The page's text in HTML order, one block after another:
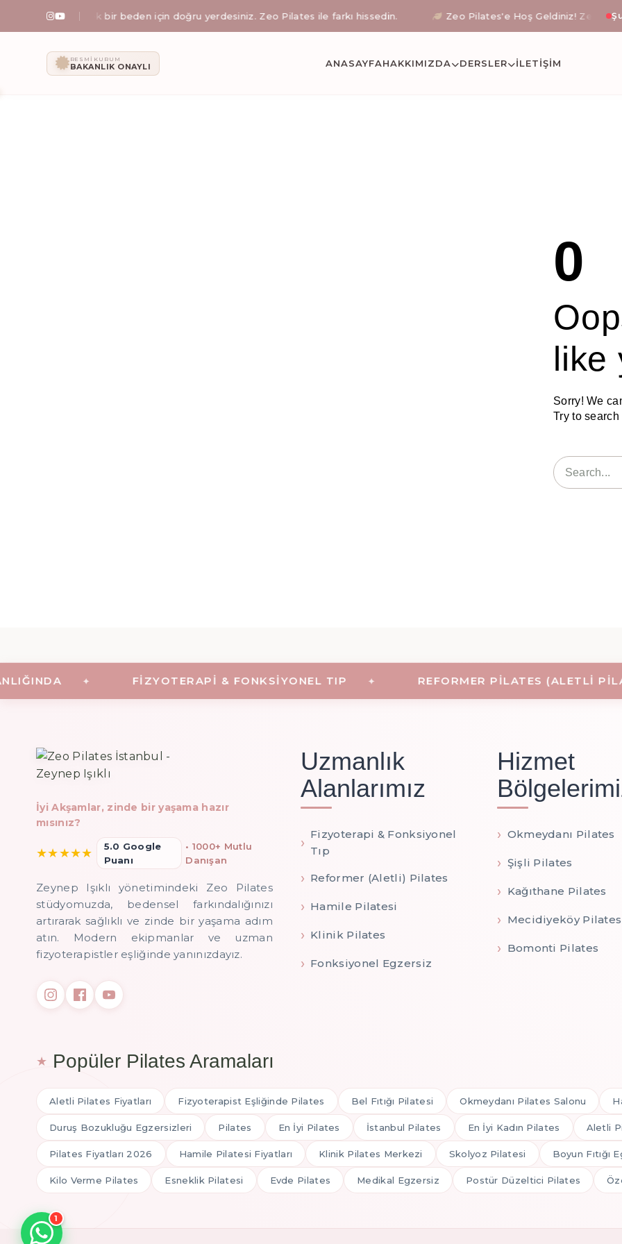
Zeo Pilates: İstanbul
ve esnek bir beden için doğru yerdesiniz. Zeo Pilates ile farkı hissedin. Zeo Pilates'e Hoş Geldiniz! Zeynep
RESMI KURUM
BAKANLIK ONAYLI ANASAYFAHAKKIMIZDA DERSLER İLETIŞİM
0
like
Sorry! We
Try to
FIZYOTERAPI & FONKSIYONEL TIP REFORMER PILATES (ALETLI
İyi Akşamlar, zinde bir yaşama hazır
mısınız?
★★★★★
5.0 Google
Puanı
• 1000+ Mutlu
Danışan
Zeynep Işıklı yönetimindeki Zeo Pilates
stüdyomuzda, bedensel farkındalığınızı
artırarak sağlıklı ve zinde bir yaşama adım
atın. Modern ekipmanlar ve uzman
fizyoterapistler eşliğinde yanınızdayız.
Uzmanlık
Alanlarımız
Fizyoterapi & Fonksiyonel
Tıp
Reformer (Aletli) Pilates
Hamile Pilatesi
Klinik Pilates
Fonksiyonel Egzersiz
Hizmet
Okmeydanı Pilates
Şişli Pilates
Kağıthane Pilates
Mecidiyeköy Pilates
Bomonti Pilates
Popüler Pilates Aramaları
Aletli Pilates Fiyatları Fizyoterapist Eşliğinde Pilates Bel Fıtığı Pilatesi Okmeydanı Pilates Salonu
Duruş Bozukluğu Egzersizleri Pilates En İyi Pilates İstanbul Pilates En İyi Kadın Pilates Aletli
Pilates Fiyatları 2026 Hamile Pilatesi Fiyatları Klinik Pilates Merkezi Skolyoz Pilatesi Boyun Fıtığı
Kilo Verme Pilates Esneklik Pilatesi Evde Pilates Medikal Egzersiz Postür Düzeltici Pilates
1